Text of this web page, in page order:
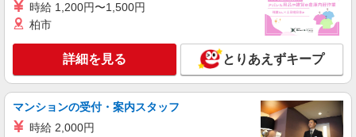
時給 1,200円〜1,500円
柏市
詳細を見る とりあえずキープ
マンションの受付・案内スタッフ
時給 2,000円